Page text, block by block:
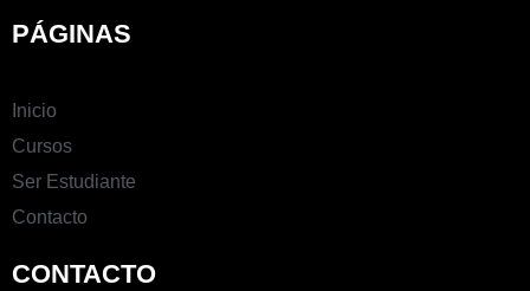
PÁGINAS
Inicio
Cursos
Ser Estudiante
Contacto
CONTACTO